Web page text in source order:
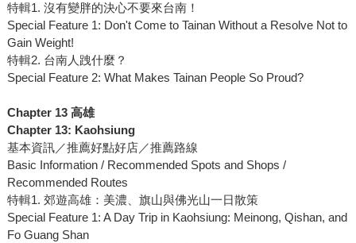
特輯1. 沒有變胖的決心不要來台南！
Special Feature 1: Don't Come to Tainan Without a Resolve Not to
Gain Weight!
特輯2. 台南人跩什麼？
Special Feature 2: What Makes Tainan People So Proud?
Chapter 13 高雄
Chapter 13: Kaohsiung
基本資訊／推薦好點好店／推薦路線
Basic Information / Recommended Spots and Shops /
Recommended Routes
特輯1. 郊遊高雄：美濃、旗山與佛光山一日散策
Special Feature 1: A Day Trip in Kaohsiung: Meinong, Qishan, and
Fo Guang Shan